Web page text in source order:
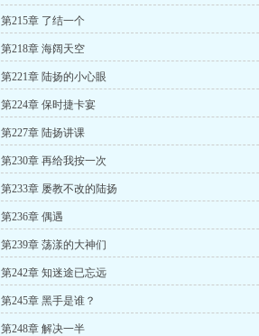
第215章 了结一个
第218章 海阔天空
第221章 陆扬的小心眼
第224章 保时捷卡宴
第227章 陆扬讲课
第230章 再给我按一次
第233章 屡教不改的陆扬
第236章 偶遇
第239章 荡漾的大神们
第242章 知迷途已忘远
第245章 黑手是谁？
第248章 解决一半